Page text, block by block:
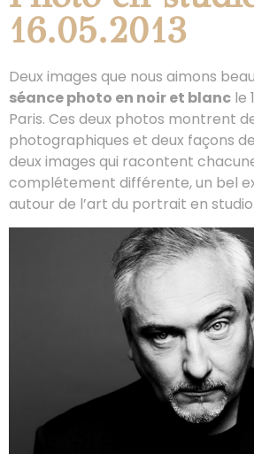
16.05.2013
Deux images que nous aimons
séance photo en noir et blanc le
Paris. Ces deux photos montrent
photographiques et deux façons
deux images qui racontent
complétement différente, un bel
autour de l’art du portrait en studio.